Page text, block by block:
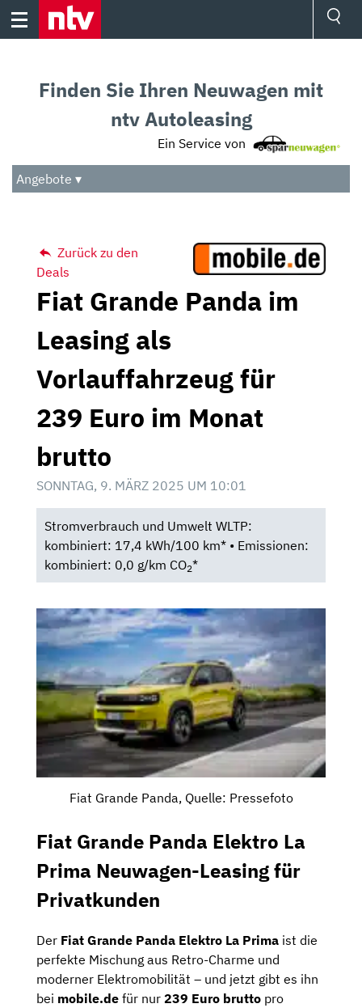
Skip
Audio
Das Beste
Finden Sie Ihren Neuwagen mit
ntv Autoleasing
Ein Service von
Angebote ▾
Zurück zu den
Deals
Fiat Grande Panda im
Leasing als
Vorlauffahrzeug für
239 Euro im Monat
brutto
SONNTAG, 9. MÄRZ 2025 UM 10:01
Stromverbrauch und Umwelt WLTP:
kombiniert: 17,4 kWh/100 km* • Emissionen:
kombiniert: 0,0 g/km CO2*
Fiat Grande Panda, Quelle: Pressefoto
Fiat Grande Panda Elektro La
Prima Neuwagen-Leasing für
Privatkunden
Der Fiat Grande Panda Elektro La Prima ist die
perfekte Mischung aus Retro-Charme und
moderner Elektromobilität – und jetzt gibt es ihn
bei mobile.de für nur 239 Euro brutto pro